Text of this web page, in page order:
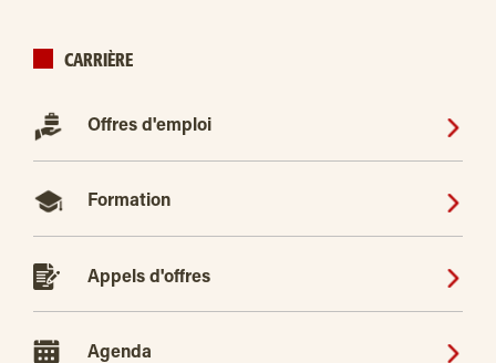
CARRIÈRE
Offres d'emploi
Formation
Appels d'offres
Agenda